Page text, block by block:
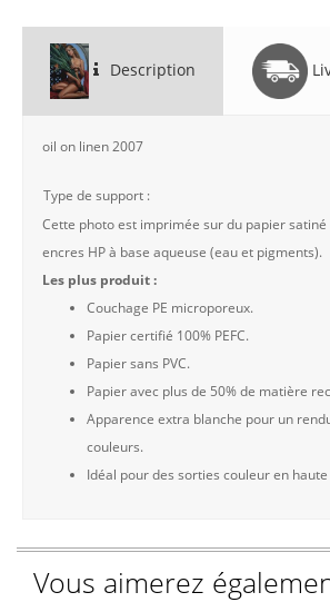
Description
oil on linen 2007
Type de support :
Cette photo est imprimée sur du papier satiné
encres HP à base aqueuse (eau et pigments).
Les plus produit :
Couchage PE microporeux.
Papier certifié 100% PEFC.
Papier sans PVC.
Papier avec plus de 50% de matière
Apparence extra blanche pour un
couleurs.
Idéal pour des sorties couleur en
Vous aimerez